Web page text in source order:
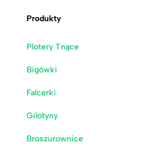
Produkty
Plotery Tnące
Bigówki
Falcerki
Gilotyny
Broszurownice